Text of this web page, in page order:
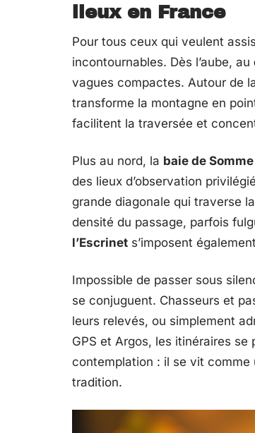
lieux en France
Pour tous ceux qui veulent
incontournables. Dès l’aube, au
vagues compactes. Autour de
transforme la montagne en
facilitent la traversée et
Plus au nord, la baie de Somme
des lieux d’observation
grande diagonale qui traverse
densité du passage, parfois
l’Escrinet s’imposent
Impossible de passer sous
se conjuguent. Chasseurs et
leurs relevés, ou simplement
GPS et Argos, les itinéraires se
contemplation : il se vit
tradition.